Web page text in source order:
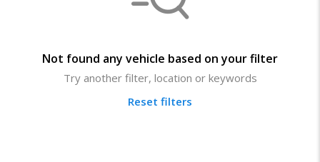
Not found any vehicle based on your filter
Try another filter, location or keywords
Reset filters